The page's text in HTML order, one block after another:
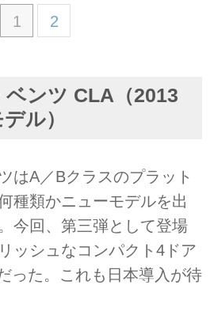
1 2
ベンツ CLA（2013
ル）
はA／Bクラスのプラット
種類かニューモデルを出
今回、第三弾として登場
ッシュなコンパクト4ドア
った。これも日本導入が待